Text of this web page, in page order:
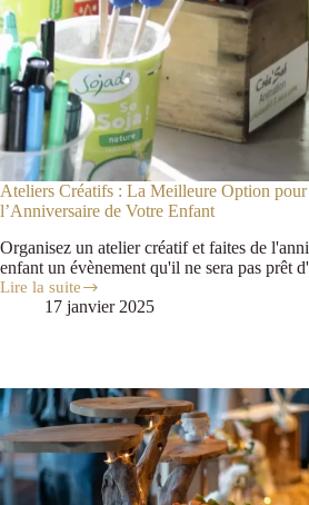
Ateliers Créatifs : La Meilleure Option pour
l’Anniversaire de Votre Enfant
Organisez un atelier créatif et faites de
enfant un évènement qu'il ne sera pas prêt
Lire la suite
17 janvier 2025